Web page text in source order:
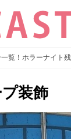
覧！ホラーナイト
装飾